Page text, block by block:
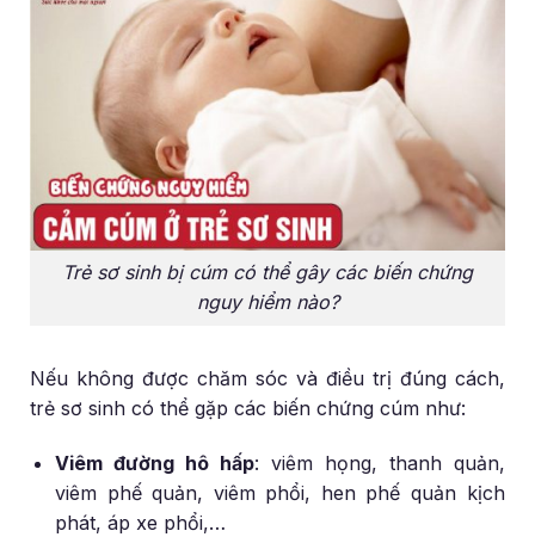
Trẻ sơ sinh bị cúm có thể gây các biến chứng
nguy hiểm nào?
Nếu không được chăm sóc và điều trị đúng cách,
trẻ sơ sinh có thể gặp các biến chứng cúm như:
Viêm đường hô hấp: viêm họng, thanh quản,
viêm phế quản, viêm phổi, hen phế quản kịch
phát, áp xe phổi,…